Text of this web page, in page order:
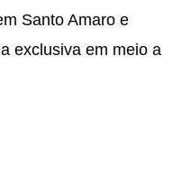
Santo Amaro e
exclusiva em meio a